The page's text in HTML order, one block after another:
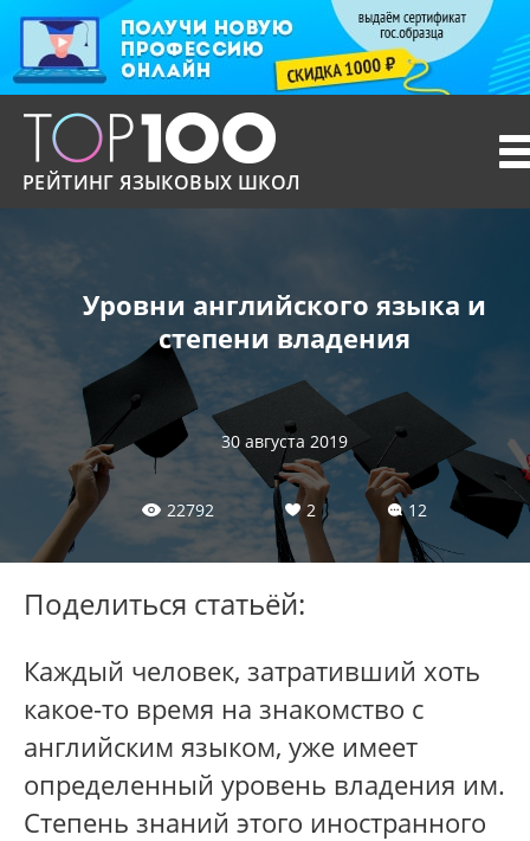
РЕЙТИНГ ЯЗЫКОВЫХ ШКОЛ
Уровни английского языка и
степени владения
30 августа 2019
22792 2 12
Поделиться статьёй:
Каждый человек, затративший хоть
какое-то время на знакомство с
английским языком, уже имеет
определенный уровень владения им.
Степень знаний этого иностранного